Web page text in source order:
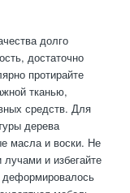
долго
достаточно
протирайте
тканью,
средств. Для
дерева
масла и воски. Не
и избегайте